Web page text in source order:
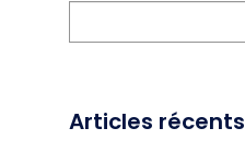
Articles récents